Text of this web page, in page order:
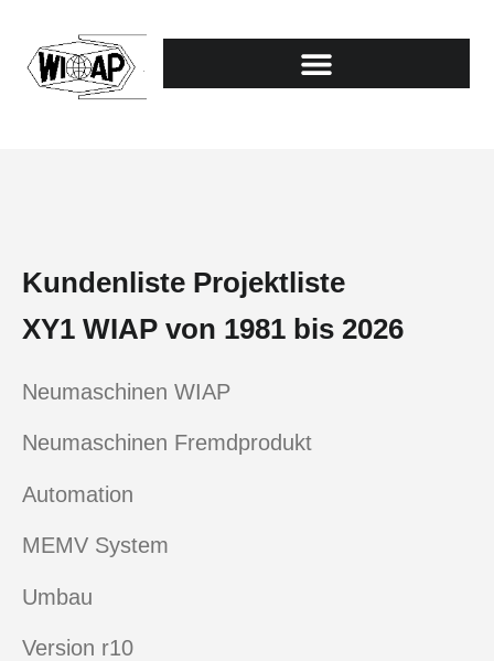
Kundenliste Projektliste
XY1 WIAP von 1981 bis 2026
Neumaschinen WIAP
Neumaschinen Fremdprodukt
Automation
MEMV System
Umbau
Version r10